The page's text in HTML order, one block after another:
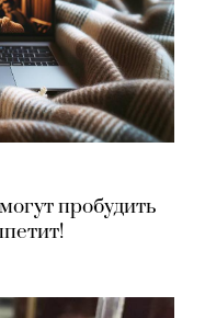
пробудить